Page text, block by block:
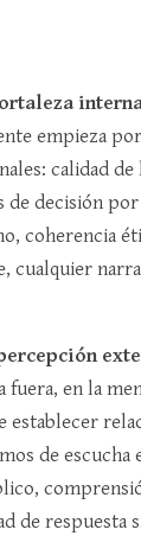
empieza
calidad de
decisión
coherencia
cualquier
fuera, en la
establecer
de escucha
de respuesta